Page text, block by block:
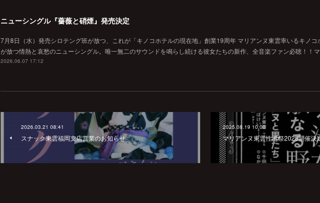
ニューシングル『薔薇と硝煙』発売決定
7月8日（水）発売シロテング班が放つ、これが「キノコホテルの現在地」創業19周年 マリアンヌ東雲率いるキノコ
が放つ情熱と哀愁のニューシングル。唯一無二のサウンドを鳴らし続ける彼女たちの新作、全音楽ファン必聴！！
2026.06.07 17:12
2026.03.21 08:41
スナック東雲福岡支店営業のお知らせ
2025.08.19 10:00
マリアンヌ東雲性誕祭2025開催決